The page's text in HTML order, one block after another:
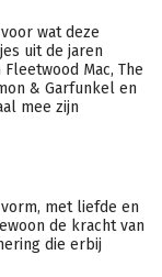
wat deze
uit de jaren
Mac, The
& Garfunkel en
mee zijn
met liefde en
de kracht van
die erbij